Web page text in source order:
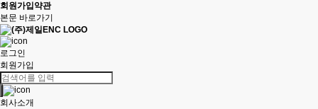
회원가입약관
본문 바로가기
로그인
회원가입
회사소개